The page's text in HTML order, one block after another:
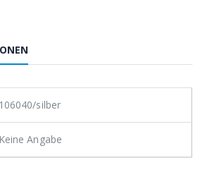
106040/silber
Keine Angabe